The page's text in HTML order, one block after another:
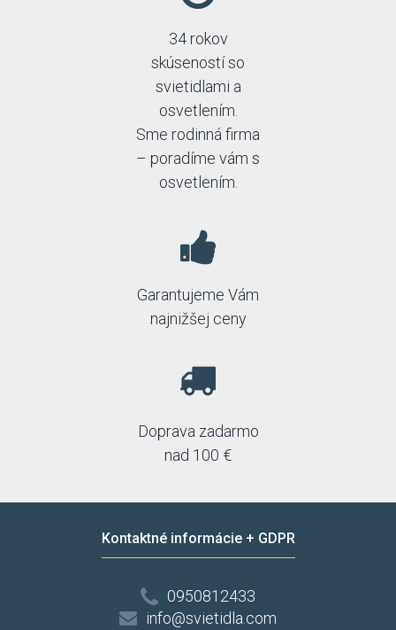
34 rokov
skúseností so
svietidlami a
osvetlením.
Sme rodinná firma
– poradíme vám s
osvetlením.
Garantujeme Vám
najnižšej ceny
Doprava zadarmo
nad 100 €
Kontaktné informácie + GDPR
0950812433
info@svietidla.com